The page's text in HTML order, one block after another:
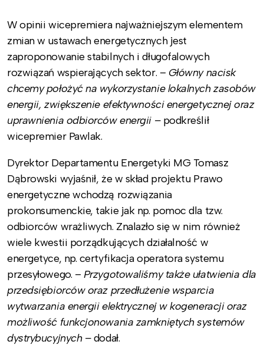
W opinii wicepremiera najważniejszym elementem
zmian w ustawach energetycznych jest
zaproponowanie stabilnych i długofalowych
rozwiązań wspierających sektor. – Główny nacisk
chcemy położyć na wykorzystanie lokalnych zasobów
energii, zwiększenie efektywności energetycznej oraz
uprawnienia odbiorców energii – podkreślił
wicepremier Pawlak.
Dyrektor Departamentu Energetyki MG Tomasz
Dąbrowski wyjaśnił, że w skład projektu Prawo
energetyczne wchodzą rozwiązania
prokonsumenckie, takie jak np. pomoc dla tzw.
odbiorców wrażliwych. Znalazło się w nim również
wiele kwestii porządkujących działalność w
energetyce, np. certyfikacja operatora systemu
przesyłowego. – Przygotowaliśmy także ułatwienia dla
przedsiębiorców oraz przedłużenie wsparcia
wytwarzania energii elektrycznej w kogeneracji oraz
możliwość funkcjonowania zamkniętych systemów
dystrybucyjnych –dodał.